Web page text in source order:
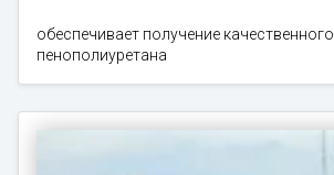
обеспечивает получение качественного
пенополиуретана